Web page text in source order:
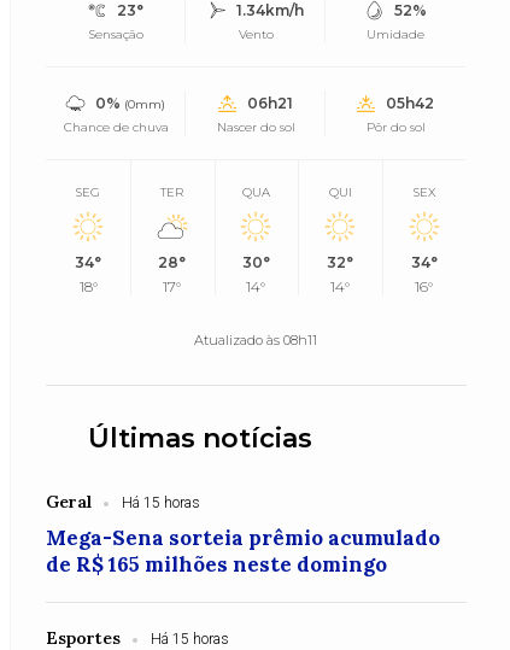
23°
Sensação
1.34km/h
Vento
52%
Umidade
0% (0mm)
Chance de chuva
06h21
Nascer do sol
05h42
Pôr do sol
SEG
34°
18°
TER
28°
17°
QUA
30°
14°
QUI
32°
14°
SEX
34°
16°
Atualizado às 08h11
Últimas notícias
Geral Há 15 horas
Mega-Sena sorteia prêmio acumulado
de R$ 165 milhões neste domingo
Esportes Há 15 horas